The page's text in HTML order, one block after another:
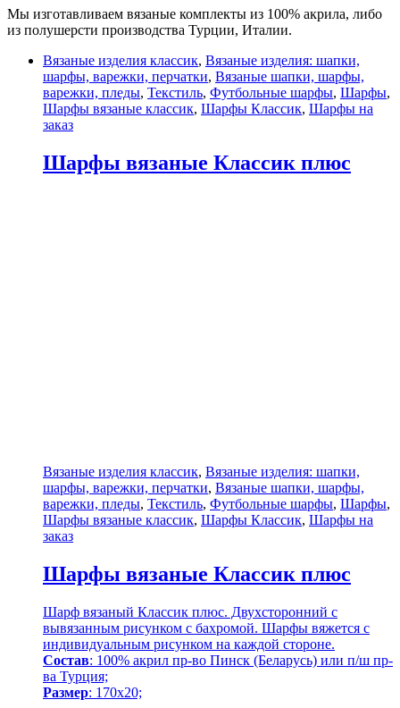
Мы изготавливаем вязаные комплекты из 100% акрила, либо
из полушерсти производства Турции, Италии.
Вязаные изделия классик, Вязаные изделия: шапки,
шарфы, варежки, перчатки, Вязаные шапки, шарфы,
варежки, пледы, Текстиль, Футбольные шарфы, Шарфы,
Шарфы вязаные классик, Шарфы Классик, Шарфы на
заказ
Шарфы вязаные Классик плюс
Вязаные изделия классик, Вязаные изделия: шапки,
шарфы, варежки, перчатки, Вязаные шапки, шарфы,
варежки, пледы, Текстиль, Футбольные шарфы, Шарфы,
Шарфы вязаные классик, Шарфы Классик, Шарфы на
заказ
Шарфы вязаные Классик плюс
Шарф вязаный Классик плюс. Двухсторонний с
вывязанным рисунком с бахромой. Шарфы вяжется с
индивидуальным рисунком на каждой стороне.
Состав: 100% акрил пр-во Пинск (Беларусь) или п/ш пр-
ва Турция;
Размер: 170х20;